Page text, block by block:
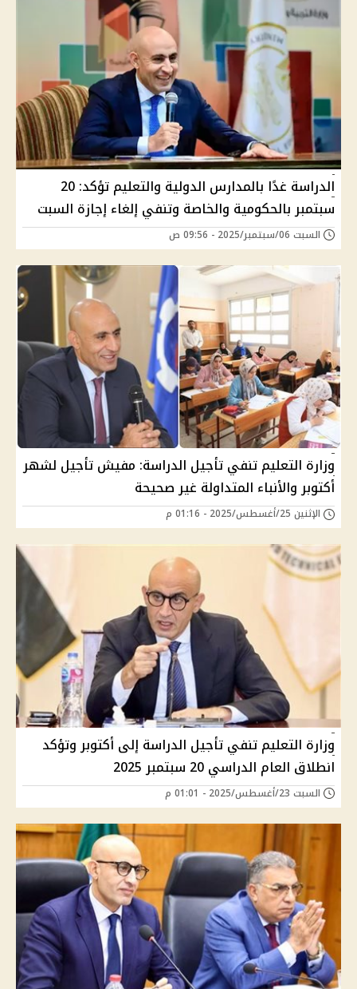
الدراسة غدًا بالمدارس الدولية والتعليم تؤكد: 20
سبتمبر بالحكومية والخاصة وتنفي إلغاء إجازة السبت
السبت 06/سبتمبر/2025 - 09:56 ص
وزارة التعليم تنفي تأجيل الدراسة: مفيش تأجيل لشهر
أكتوبر والأنباء المتداولة غير صحيحة
الإثنين 25/أغسطس/2025 - 01:16 م
وزارة التعليم تنفي تأجيل الدراسة إلى أكتوبر وتؤكد
انطلاق العام الدراسي 20 سبتمبر 2025
السبت 23/أغسطس/2025 - 01:01 م